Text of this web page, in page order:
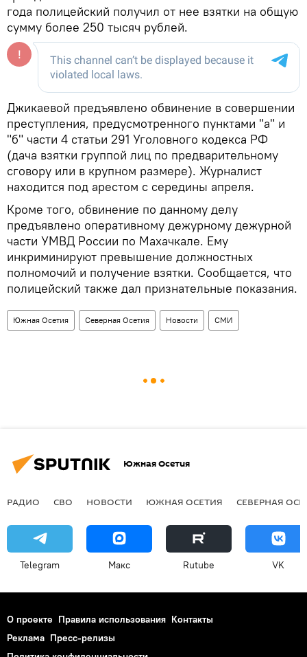
года полицейский получил от нее взятки на общую
сумму более 250 тысяч рублей.
Джикаевой предъявлено обвинение в совершении
преступления, предусмотренного пунктами "a" и
"б" части 4 статьи 291 Уголовного кодекса РФ
(дача взятки группой лиц по предварительному
сговору или в крупном размере). Журналист
находится под арестом с середины апреля.
Кроме того, обвинение по данному делу
предъявлено оперативному дежурному дежурной
части УМВД России по Махачкале. Ему
инкриминируют превышение должностных
полномочий и получение взятки. Сообщается, что
полицейский также дал признательные показания.
Южная Осетия Северная Осетия Новости СМИ
Южная Осетия
РАДИО СВО НОВОСТИ ЮЖНАЯ ОСЕТИЯ СЕВЕРНАЯ
Telegram Макс Rutube VK
О проекте Правила использования Контакты
Реклама Пресс-релизы